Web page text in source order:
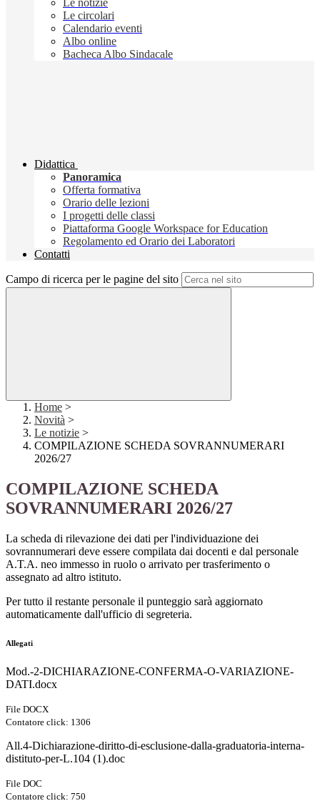
Le notizie
Le circolari
Calendario eventi
Albo online
Bacheca Albo Sindacale
Didattica
Panoramica
Offerta formativa
Orario delle lezioni
I progetti delle classi
Piattaforma Google Workspace for Education
Regolamento ed Orario dei Laboratori
Contatti
Campo di ricerca per le pagine del sito
Home >
Novità >
Le notizie >
COMPILAZIONE SCHEDA SOVRANNUMERARI
2026/27
COMPILAZIONE SCHEDA
SOVRANNUMERARI 2026/27
La scheda di rilevazione dei dati per l'individuazione dei
sovrannumerari deve essere compilata dai docenti e dal personale
A.T.A. neo immesso in ruolo o arrivato per trasferimento o
assegnato ad altro istituto.
Per tutto il restante personale il punteggio sarà aggiornato
automaticamente dall'ufficio di segreteria.
Allegati
Mod.-2-DICHIARAZIONE-CONFERMA-O-VARIAZIONE-
DATI.docx
File DOCX
Contatore click: 1306
All.4-Dichiarazione-diritto-di-esclusione-dalla-graduatoria-interna-
distituto-per-L.104 (1).doc
File DOC
Contatore click: 750